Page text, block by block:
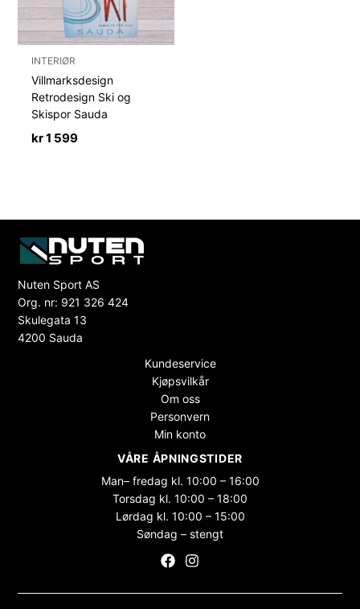
INTERIØR
Villmarksdesign
Retrodesign Ski og
Skispor Sauda
kr1 599
Nuten Sport AS
Org. nr: 921 326 424
Skulegata 13
4200 Sauda
Kundeservice
Kjøpsvilkår
Om oss
Personvern
Min konto
VÅRE ÅPNINGSTIDER
Man– fredag kl. 10:00 – 16:00
Torsdag kl. 10:00 – 18:00
Lørdag kl. 10:00 – 15:00
Søndag – stengt